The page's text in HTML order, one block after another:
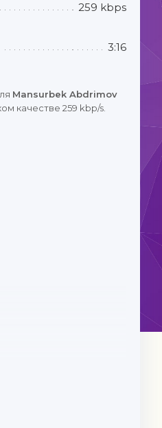
259 kbps
3:16
Mansurbek Abdrimov
качестве 259 kbp/s.